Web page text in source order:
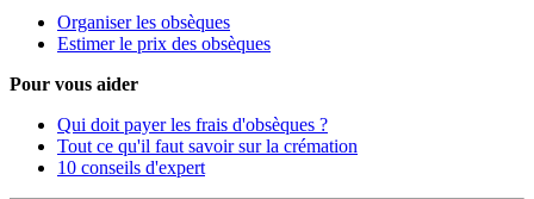
Organiser les obsèques
Estimer le prix des obsèques
Pour vous aider
Qui doit payer les frais d'obsèques ?
Tout ce qu'il faut savoir sur la crémation
10 conseils d'expert